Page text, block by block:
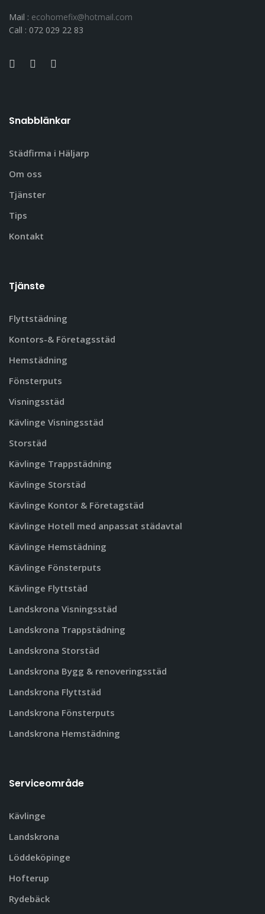
Mail : ecohomefix@hotmail.com
Call : 072 029 22 83
Snabblänkar
Städfirma i Häljarp
Om oss
Tjänster
Tips
Kontakt
Tjänste
Flyttstädning
Kontors-& Företagsstäd
Hemstädning
Fönsterputs
Visningsstäd
Kävlinge Visningsstäd
Storstäd
Kävlinge Trappstädning
Kävlinge Storstäd
Kävlinge Kontor & Företagstäd
Kävlinge Hotell med anpassat städavtal
Kävlinge Hemstädning
Kävlinge Fönsterputs
Kävlinge Flyttstäd
Landskrona Visningsstäd
Landskrona Trappstädning
Landskrona Storstäd
Landskrona Bygg & renoveringsstäd
Landskrona Flyttstäd
Landskrona Fönsterputs
Landskrona Hemstädning
Serviceområde
Kävlinge
Landskrona
Löddeköpinge
Hofterup
Rydebäck